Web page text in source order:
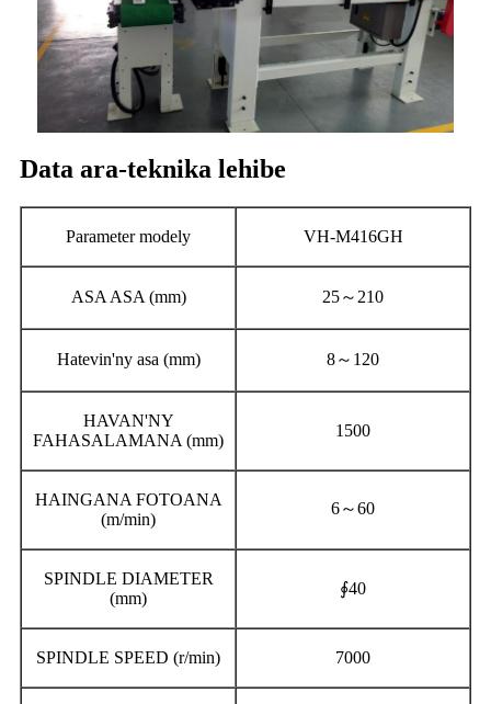
Data ara-teknika lehibe
Parameter modely VH-M416GH
ASA ASA (mm) 25～210
Hatevin'ny asa (mm) 8～120
HAVAN'NY
FAHASALAMANA (mm)
1500
HAINGANA FOTOANA
(m/min)
6～60
SPINDLE DIAMETER
(mm)
∮40
SPINDLE SPEED (r/min) 7000